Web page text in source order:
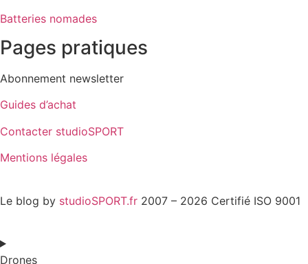
Batteries nomades
Pages pratiques
Abonnement newsletter
Guides d’achat
Contacter studioSPORT
Mentions légales
Le blog by studioSPORT.fr 2007 – 2026 Certifié ISO 9001
Drones